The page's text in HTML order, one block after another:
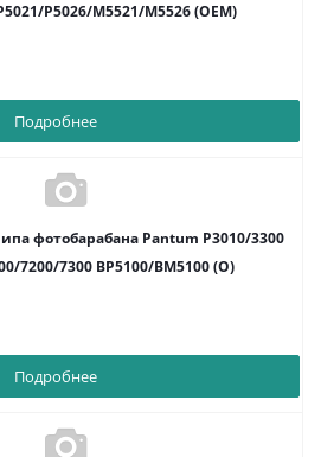
P5026/M5521/M5526 (OEM)
Подробнее
фотобарабана Pantum P3010/3300
7200/7300 BP5100/BM5100 (O)
Подробнее